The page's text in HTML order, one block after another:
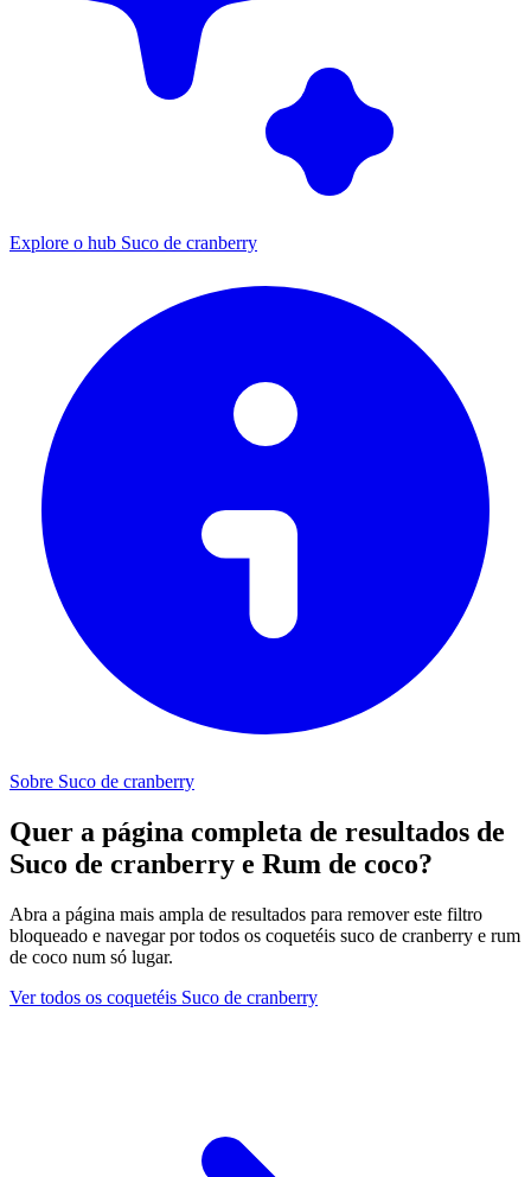
Explore o hub Suco de cranberry
Sobre Suco de cranberry
Quer a página completa de resultados de
Suco de cranberry e Rum de coco?
Abra a página mais ampla de resultados para remover este filtro
bloqueado e navegar por todos os coquetéis suco de cranberry e rum
de coco num só lugar.
Ver todos os coquetéis Suco de cranberry